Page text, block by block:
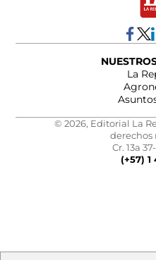
La
© 2026, Editorial La
derechos
Cr. 13a
(+57) 1